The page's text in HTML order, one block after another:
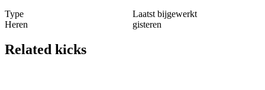
Type
Heren
Laatst bijgewerkt
gisteren
Related kicks